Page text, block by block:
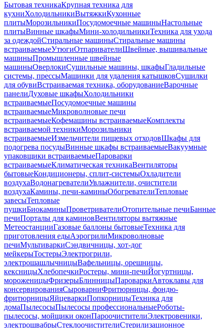
Бытовая техникаКрупная техника для
кухниХолодильникиВытяжкиКухонные
плитыМорозильникиПосудомоечные машиныНастольные
плитыВинные шкафыМини-холодильникиТехника для ухода
за одеждойСтиральные машиныСтиральные машины
встраиваемыеУтюгиОтпаривателиШвейные, вышивальные
машиныПромышленные швейные
машиныОверлокиСушильные машины, шкафыГладильные
системы, прессыМашинки для удаления катышковСушилки
для обувиВстраиваемая техника, оборудованиеВарочные
панелиДуховые шкафыХолодильники
встраиваемыеПосудомоечные машины
встраиваемыеМикроволновые печи
встраиваемыеКофемашины встраиваемыеКомплекты
встраиваемой техникиМорозильники
встраиваемыеИзмельчители пищевых отходовШкафы для
подогрева посудыВинные шкафы встраиваемыеВакуумные
упаковщики встраиваемыеПароварки
встраиваемыеКлиматическая техникаВентиляторы
бытовыеКондиционеры, сплит-системыОхладители
воздухаВодонагревателиУвлажнители, очистители
воздухаКамины, печи-каминыОбогревателиТепловые
завесыТепловые
пушкиБиокаминыПроветривателиОтопительные печиБанные
печиПорталы для каминовВентиляторы вытяжные
МетеостанцииГазовые баллоны бытовыеТехника для
приготовления едыАэрогрилиМикроволновые
печиМультиваркиСэндвичницы, хот-дог
мейкерыТостерыЭлектрогрили,
электрошашлычницыВафельницы, орешницы,
кексницыХлебопечкиРостеры, мини-печиЙогуртницы,
мороженицыФризерыБлинницыПароваркиАвтоклавы для
консервированияСыроварниФритюрницы, фондю-
фритюрницыЯйцеваркиПопкорницыТехника для
домаПылесосыПылесосы профессиональныеРоботы-
пылесосы, мойщики оконПароочистителиЭлектровеники,
электрошвабрыСтеклоочистителиСтерилизационное